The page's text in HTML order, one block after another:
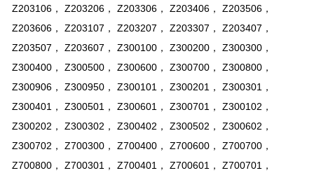
Z203106， Z203206， Z203306， Z203406， Z203506，
Z203606， Z203107， Z203207， Z203307， Z203407，
Z203507， Z203607， Z300100， Z300200， Z300300，
Z300400， Z300500， Z300600， Z300700， Z300800，
Z300906， Z300950， Z300101， Z300201， Z300301，
Z300401， Z300501， Z300601， Z300701， Z300102，
Z300202， Z300302， Z300402， Z300502， Z300602，
Z300702， Z700300， Z700400， Z700600， Z700700，
Z700800， Z700301， Z700401， Z700601， Z700701，